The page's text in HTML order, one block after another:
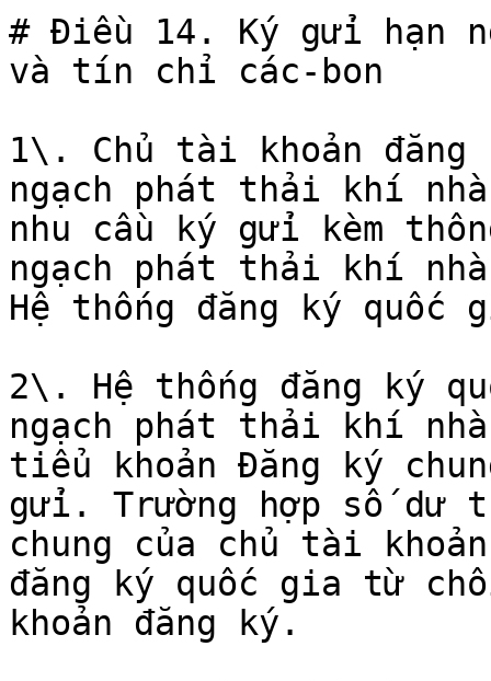
# Điều 14. Ký gửi hạn
và tín chỉ các-bon
1\. Chủ tài khoản đăng
ngạch phát thải khí
nhu cầu ký gửi kèm
ngạch phát thải khí
Hệ thống đăng ký quốc
2\. Hệ thống đăng ký
ngạch phát thải khí
tiểu khoản Đăng ký
gửi. Trường hợp số dư
chung của chủ tài
đăng ký quốc gia từ
khoản đăng ký.